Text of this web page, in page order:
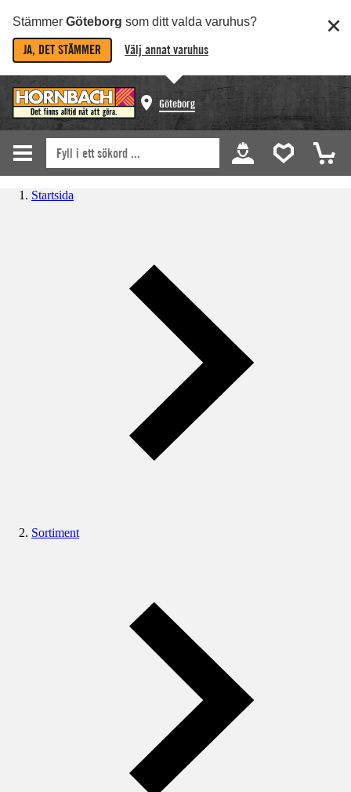
Stämmer Göteborg som ditt valda varuhus?
JA, DET STÄMMER Välj annat varuhus
Göteborg
Startsida
Sortiment